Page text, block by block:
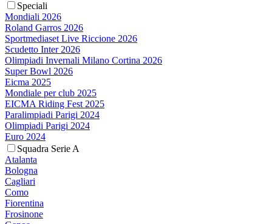
Speciali
Mondiali 2026
Roland Garros 2026
Sportmediaset Live Riccione 2026
Scudetto Inter 2026
Olimpiadi Invernali Milano Cortina 2026
Super Bowl 2026
Eicma 2025
Mondiale per club 2025
EICMA Riding Fest 2025
Paralimpiadi Parigi 2024
Olimpiadi Parigi 2024
Euro 2024
Squadra Serie A
Atalanta
Bologna
Cagliari
Como
Fiorentina
Frosinone